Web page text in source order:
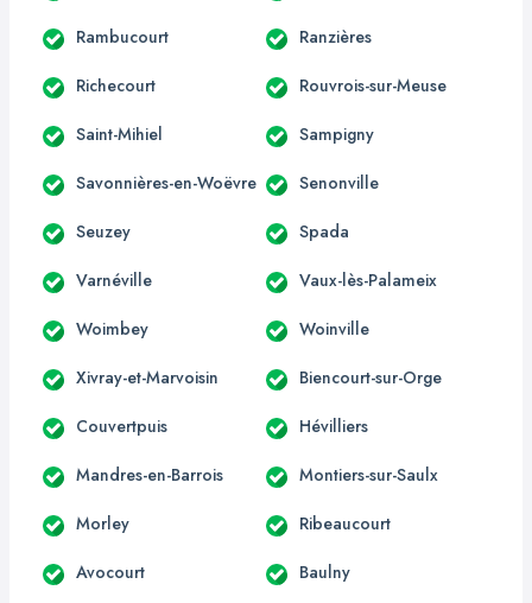
Rambucourt Ranzières
Richecourt Rouvrois-sur-Meuse
Saint-Mihiel Sampigny
Savonnières-en-Woëvre Senonville
Seuzey Spada
Varnéville Vaux-lès-Palameix
Woimbey Woinville
Xivray-et-Marvoisin Biencourt-sur-Orge
Couvertpuis Hévilliers
Mandres-en-Barrois Montiers-sur-Saulx
Morley Ribeaucourt
Avocourt Baulny